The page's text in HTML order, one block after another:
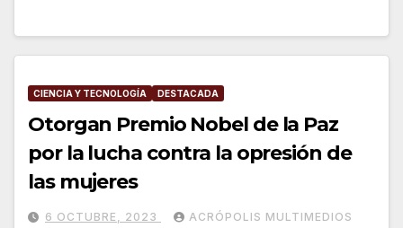
CIENCIA Y TECNOLOGÍA DESTACADA
Otorgan Premio Nobel de la Paz
por la lucha contra la opresión de
las mujeres
6 OCTUBRE, 2023 ACRÓPOLIS MULTIMEDIOS